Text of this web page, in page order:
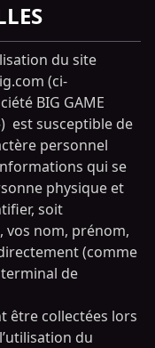
du site
(ci-
BIG GAME
est susceptible de
personnel
qui se
physique et
soit
vos nom, prénom,
(comme
terminal de
être collectées lors
du